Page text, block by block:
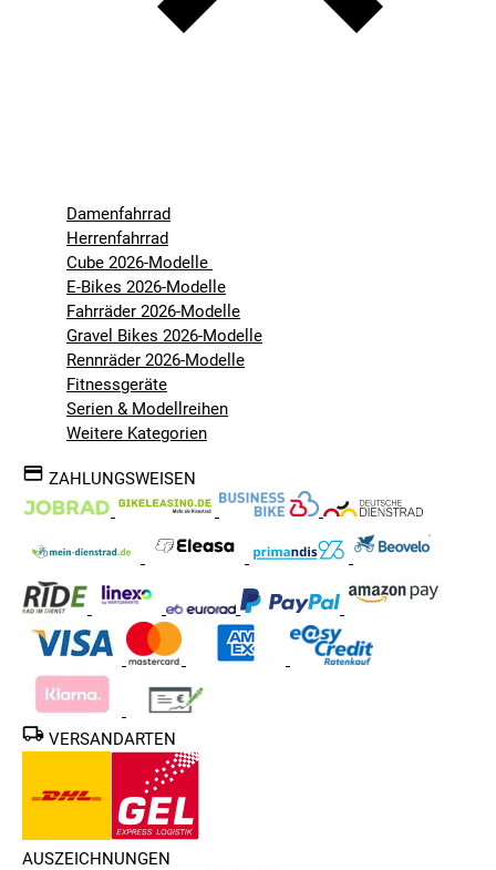
Damenfahrrad
Herrenfahrrad
Cube 2026-Modelle
E-Bikes 2026-Modelle
Fahrräder 2026-Modelle
Gravel Bikes 2026-Modelle
Rennräder 2026-Modelle
Fitnessgeräte
Serien & Modellreihen
Weitere Kategorien
ZAHLUNGSWEISEN
VERSANDARTEN
AUSZEICHNUNGEN